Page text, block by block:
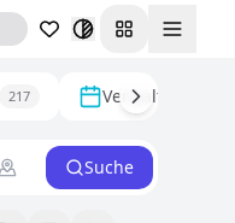
217 Verwaltung
Suche